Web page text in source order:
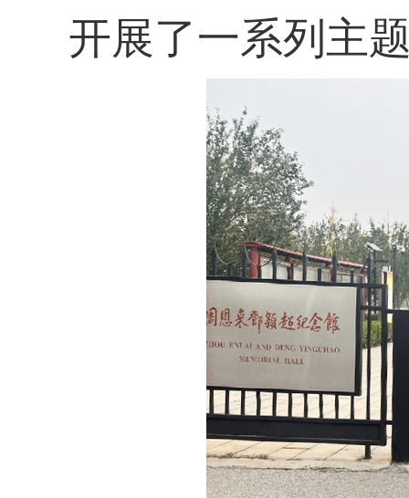
开展了一系列主